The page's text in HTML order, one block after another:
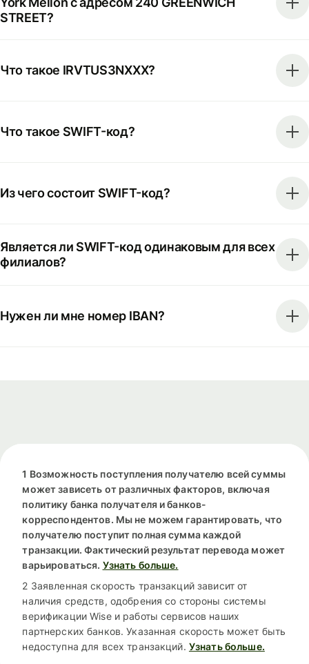
STREET?
Что такое IRVTUS3NXXX?
Что такое SWIFT-код?
Из чего состоит SWIFT-код?
Является ли SWIFT-код одинаковым для всех
филиалов?
Нужен ли мне номер IBAN?
1 Возможность поступления получателю всей суммы
может зависеть от различных факторов, включая
политику банка получателя и банков-
корреспондентов. Мы не можем гарантировать, что
получателю поступит полная сумма каждой
транзакции. Фактический результат перевода может
варьироваться. Узнать больше.
2 Заявленная скорость транзакций зависит от
наличия средств, одобрения со стороны системы
верификации Wise и работы сервисов наших
партнерских банков. Указанная скорость может быть
недоступна для всех транзакций. Узнать больше.